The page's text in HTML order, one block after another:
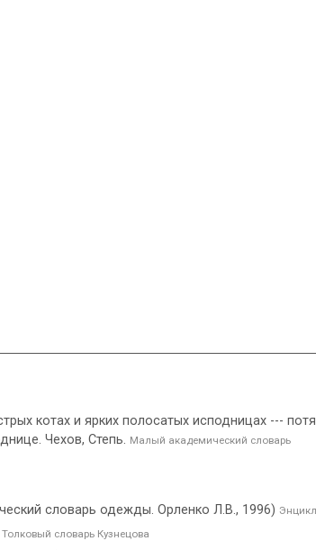
котах и ярких полосатых исподницах ---
Чехов, Степь. Малый академический словарь
словарь одежды. Орленко Л.В., 1996)
Толковый словарь Кузнецова